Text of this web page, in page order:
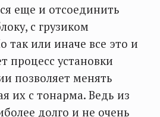
еще и отсоединить
с грузиком
так или иначе все это и
процесс установки
позволяет менять
их с тонарма. Ведь из
долго и не очень